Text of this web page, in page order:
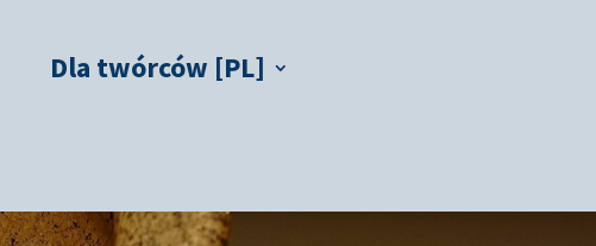
Dla twórców [PL]